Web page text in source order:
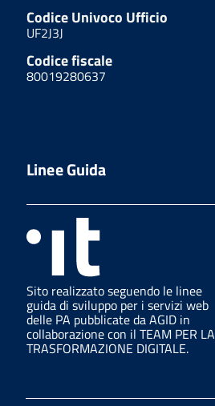
Codice Univoco Ufficio
UF2J3J
Codice fiscale
80019280637
Linee Guida
Sito realizzato seguendo le linee
guida di sviluppo per i servizi web
delle PA pubblicate da AGID in
collaborazione con il TEAM PER LA
TRASFORMAZIONE DIGITALE.